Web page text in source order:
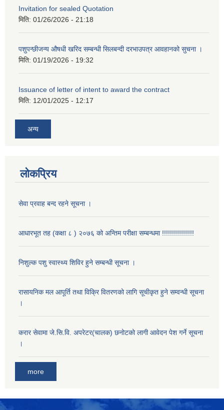
Invitation for sealed Quotation
मिति: 01/26/2026 - 21:18
पशुपन्छीजन्य औषधी खरिद सम्बन्धी सिलबन्दी दरभाउपत्र आवहानको सुचना ।
मिति: 01/19/2026 - 19:32
Issuance of letter of intent to award the contract
मिति: 12/01/2025 - 12:17
अन्य
लोकप्रिय
सेवा प्रवाह बन्द रहने सूचना ।
आधारभूत तह (कक्षा ८ ) २०७६ को अन्तिम परीक्षा सम्बन्धमा !!!!!!!!!!!!!!!!
निशुल्क पशु स्वास्थ्य शिविर हुने सम्बन्धी सूचना ।
रासायनिक मल आपूर्ति तथा विक्रि वितरणको लागि सूचीकृत हुने सम्वन्धी सूचना
।
करार सेवामा जे.सि.वि. अपरेटर(चालक) छनोटको लागी आवेदन पेश गर्ने सूचना
।
more